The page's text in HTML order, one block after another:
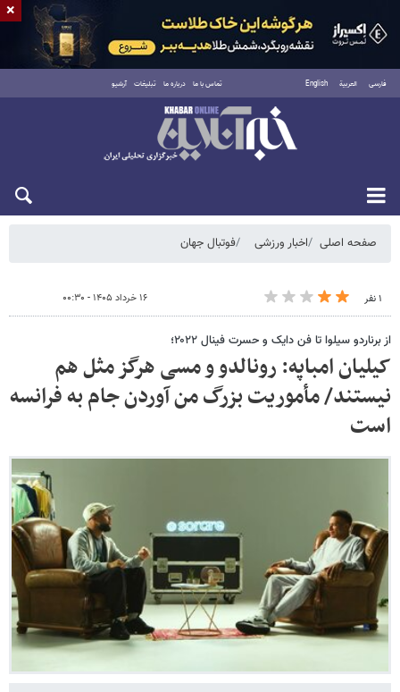
فارسی العربية English تماس با ما درباره ما تبلیغات آرشیو
شنبه ۱۷ مرداد ۱۴۰۵
صفحه اصلی اخبار ورزشی فوتبال جهان
۱ نفر ۱۶ خرداد ۱۴۰۵ - ۰۰:۳۰
از برناردو سیلوا تا فن دایک و حسرت فینال ۲۰۲۲؛
کیلیان امباپه: رونالدو و مسی هرگز مثل هم
نیستند/ مأموریت بزرگ من آوردن جام به فرانسه
است
×